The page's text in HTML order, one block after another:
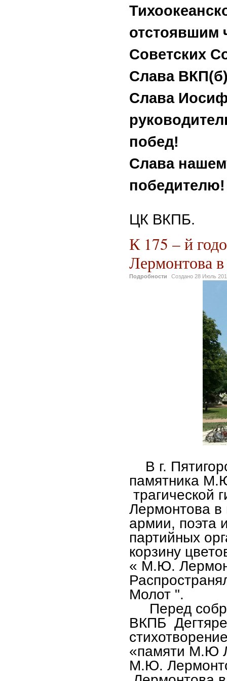
отстоявшим
Советских
Слава
Слава
побед!
Слава
победителю!
ЦК ВКПБ.
К 175 – й
Лермонтова
Подробности Создано 28 Июль
В г.
памятника
трагической
Лермонтова в
армии, поэта
партийных
корзину
« М.Ю.
Молот ".
Перед
ВКПБ
«памяти М.Ю
М.Ю.